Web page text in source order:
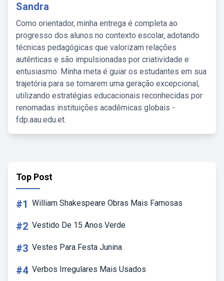
Sandra
Como orientador, minha entrega é completa ao
progresso dos alunos no contexto escolar, adotando
técnicas pedagógicas que valorizam relações
autênticas e são impulsionadas por criatividade e
entusiasmo. Minha meta é guiar os estudantes em sua
trajetória para se tornarem uma geração excepcional,
utilizando estratégias educacionais reconhecidas por
renomadas instituições acadêmicas globais -
fdp.aau.edu.et.
Top Post
#1 William Shakespeare Obras Mais Famosas
#2 Vestido De 15 Anos Verde
#3 Vestes Para Festa Junina
#4 Verbos Irregulares Mais Usados